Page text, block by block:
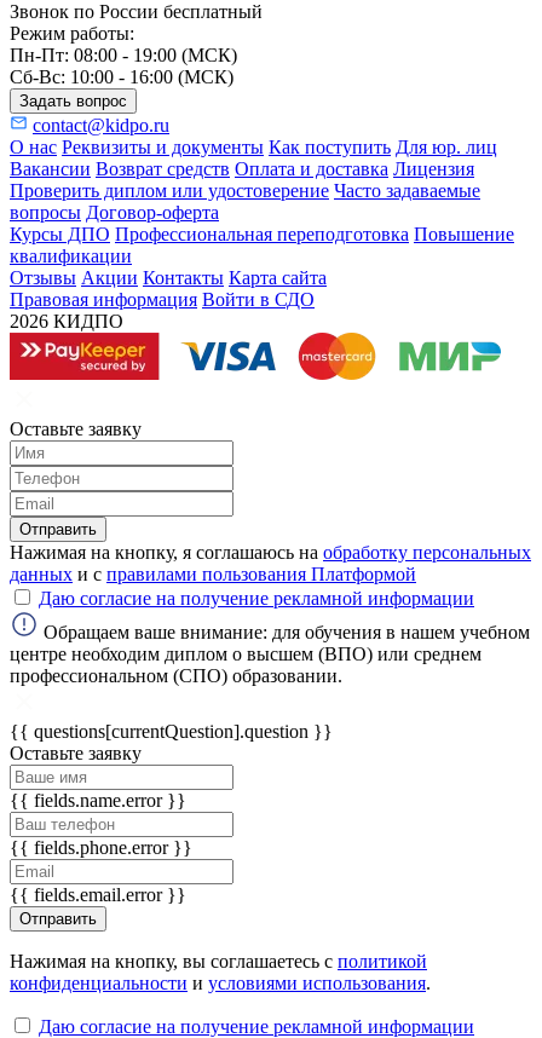
Звонок по России бесплатный
Режим работы:
Пн-Пт: 08:00 - 19:00 (МСК)
Сб-Вс: 10:00 - 16:00 (МСК)
Задать вопрос
contact@kidpo.ru
О нас Реквизиты и документы Как поступить Для юр. лиц
Вакансии Возврат средств Оплата и доставка Лицензия
Проверить диплом или удостоверение Часто задаваемые
вопросы Договор-оферта
Курсы ДПО Профессиональная переподготовка Повышение
квалификации
Отзывы Акции Контакты Карта сайта
Правовая информация Войти в СДО
2026 КИДПО
Оставьте заявку
Отправить
Нажимая на кнопку, я соглашаюсь на обработку персональных
данных и с правилами пользования Платформой
Даю согласие на получение рекламной информации
Обращаем ваше внимание: для обучения в нашем учебном
центре необходим диплом о высшем (ВПО) или среднем
профессиональном (СПО) образовании.
{{ questions[currentQuestion].question }}
Оставьте заявку
{{ fields.name.error }}
{{ fields.phone.error }}
{{ fields.email.error }}
Отправить
Нажимая на кнопку, вы соглашаетесь с политикой
конфиденциальности и условиями использования.
Даю согласие на получение рекламной информации
ChatApp
online
Свяжитесь с нами через любой удобный
мессенджер!
WhatsApp
Max